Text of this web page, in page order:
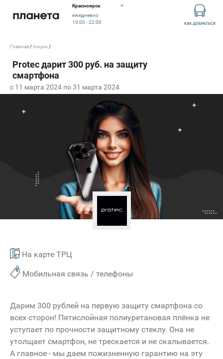
Красноярск
ежедневно
10:00 - 22:00
КАК ДОБРАТЬСЯ
c 11 марта 2024 по 31 марта 2024
На карте ТРЦ
Мобильная связь / телефоны
Главная Акции
Дарим 300 рублей на первую защиту смартфона со
всех сторон! Пятислойная полиуретановая плёнка не
уступает по прочности защитному стеклу. Она не
утолщает смартфон, не трескается и не скалывается.
А главное - мы даем пожизненную гарантию на эту